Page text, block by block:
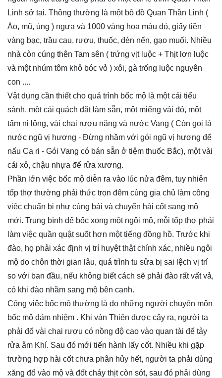
Linh sở tại. Thông thường là một bộ đồ Quan Thần Linh (
Áo, mũ, ủng ) ngựa và 1000 vàng hoa màu đỏ, giấy tiền
vàng bạc, trầu cau, rượu, thuốc, đèn nến, gạo muối. Nhiều
nhà còn cúng thên Tam sên ( trứng vịt luộc + Thịt lơn luộc
và một nhúm tôm khô bóc vỏ ) xôi, gà trống luộc nguyên
con ....
Vật dụng cần thiết cho quá trình bốc mộ là một cái tiểu
sành, một cái quách đặt làm sẵn, một miếng vải đỏ, một
tấm ni lông, vài chai rượu nặng và nước Vang ( Còn gọi là
nước ngũ vị hương - Đừng nhầm với gói ngũ vị hương để
nấu Ca ri - Gói Vang có bán sẵn ở tiệm thuốc Bắc), một vài
cái xô, chậu nhựa để rửa xương.
Phần lớn việc bốc mộ diễn ra vào lúc nửa đêm, tuy nhiên
tốp thợ thường phải thức trọn đêm cùng gia chủ làm công
việc chuẩn bị như cúng bái và chuyển hài cốt sang mộ
mới. Trung bình để bốc xong một ngôi mộ, mỗi tốp thợ phải
làm việc quần quật suốt hơn một tiếng đồng hồ. Trước khi
đào, họ phải xác định vị trí huyệt thật chính xác, nhiều ngôi
mộ do chôn thời gian lâu, quá trình tu sửa bị sai lệch vị trí
so với ban đầu, nếu không biết cách sẽ phải đào rất vất vả,
có khi đào nhầm sang mộ bên cạnh.
Công việc bốc mộ thường là do những người chuyên môn
bốc mộ đảm nhiệm . Khi ván Thiên được cậy ra, người ta
phải đổ vài chai rượu có nồng độ cao vào quan tài để tảy
rửa âm Khí. Sau đó mới tiến hành lấy cốt. Nhiều khi gặp
trường hợp hài cốt chưa phân hủy hết, người ta phải dùng
xăng đổ vào mộ và đốt cháy thịt còn sót, sau đó phải dùng